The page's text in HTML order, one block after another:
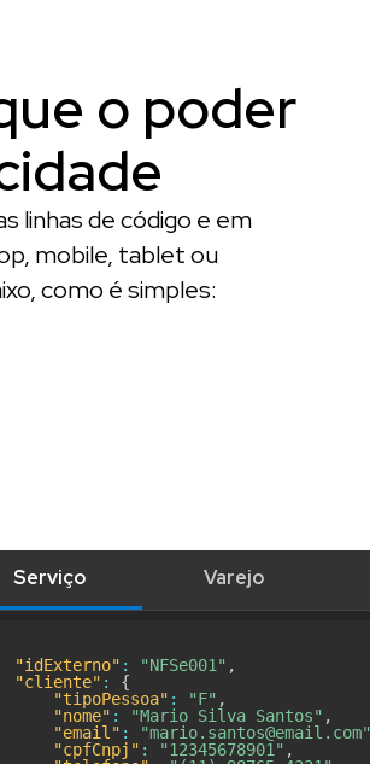
o poder
linhas de código e em
mobile, tablet ou
como é simples:
Serviço Varejo
"idExterno" : "NFSe001" ,
"cliente" :
{
"tipoPessoa" : "F" ,
"nome" : "Mario Silva Santos" ,
"email" : "mario.santos@email.com"
"cpfCnpj" : "12345678901" ,